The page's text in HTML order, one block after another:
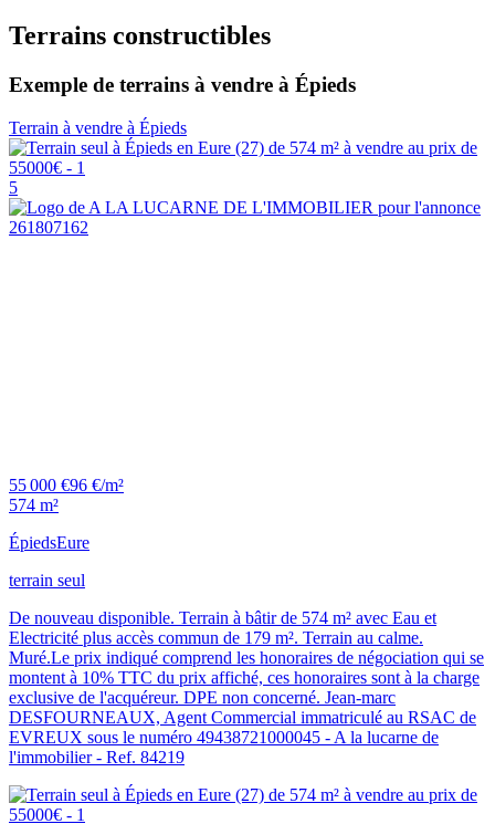
Terrains constructibles
Exemple de terrains à vendre à Épieds
Terrain à vendre à Épieds
5
55 000 €96 €/m²
574 m²
ÉpiedsEure
terrain seul
De nouveau disponible. Terrain à bâtir de 574 m² avec Eau et
Electricité plus accès commun de 179 m². Terrain au calme.
Muré.Le prix indiqué comprend les honoraires de négociation qui se
montent à 10% TTC du prix affiché, ces honoraires sont à la charge
exclusive de l'acquéreur. DPE non concerné. Jean-marc
DESFOURNEAUX, Agent Commercial immatriculé au RSAC de
EVREUX sous le numéro 49438721000045 - A la lucarne de
l'immobilier - Ref. 84219